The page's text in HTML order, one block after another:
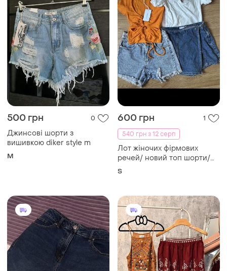
500 грн 0
Джинсові шорти з
вишивкою diker style m
M
600 грн
1
540 грн з 12 серп
Лот жіночих фірмових
речей/ новий топ шорти/
шорти- спідниця/ джинсові
S